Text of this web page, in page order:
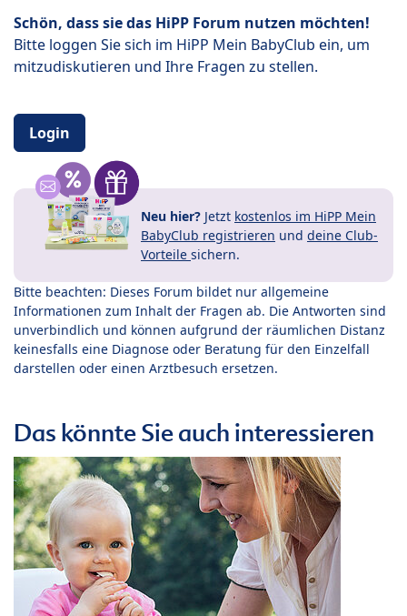
Schön, dass sie das HiPP Forum nutzen möchten!
Bitte loggen Sie sich im HiPP Mein BabyClub ein, um
mitzudiskutieren und Ihre Fragen zu stellen.
Login
Neu hier? Jetzt kostenlos im HiPP Mein
BabyClub registrieren und deine Club-
Vorteile sichern.
Bitte beachten: Dieses Forum bildet nur allgemeine
Informationen zum Inhalt der Fragen ab. Die Antworten sind
unverbindlich und können aufgrund der räumlichen Distanz
keinesfalls eine Diagnose oder Beratung für den Einzelfall
darstellen oder einen Arztbesuch ersetzen.
Das könnte Sie auch interessieren